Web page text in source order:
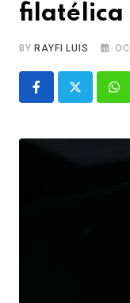
filatélica
BYRAYFI LUIS